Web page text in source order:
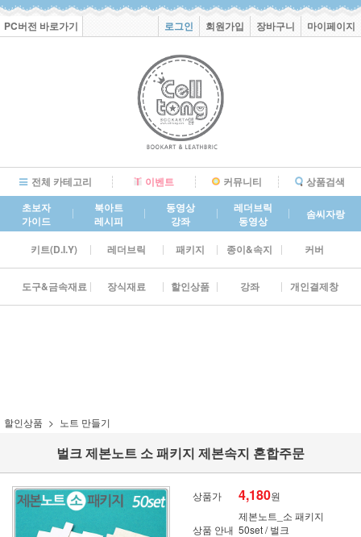
PC버전 바로가기 로그인 회원가입 장바구니 마이페이지
전체 카테고리 이벤트 커뮤니티
상품검색
초보자
가이드
북아트
레시피
동영상
강좌
레더브릭
동영상
솜씨자랑
키트(D.I.Y) 레더브릭 패키지 종이&속지 커버
도구&금속재료 장식재료 할인상품 강좌 개인결제창
할인상품 노트 만들기
벌크 제본노트 소 패키지 제본속지 혼합주문
상품가 4,180원
상품 안내
제본노트_소 패키지
50set / 벌크